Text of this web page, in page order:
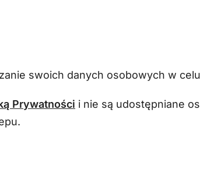
swoich danych osobowych w
Prywatności i nie są udostępniane